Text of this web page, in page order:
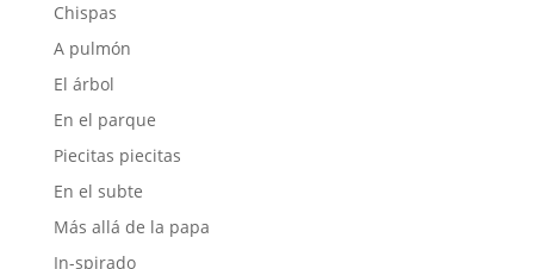
Chispas
A pulmón
El árbol
En el parque
Piecitas piecitas
En el subte
Más allá de la papa
In-spirado